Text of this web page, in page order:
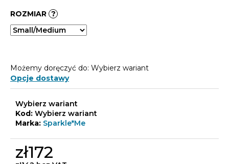
ROZMIAR ?
Możemy doręczyć do: Wybierz wariant
Opcje dostawy
Wybierz wariant
Kod: Wybierz wariant
Marka: Sparkle*Me
zł172